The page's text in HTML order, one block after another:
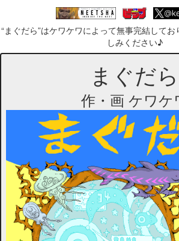
“まぐだら”はケワケワによって無事完結して
しみください♪
まぐだら
作・画 ケワケ